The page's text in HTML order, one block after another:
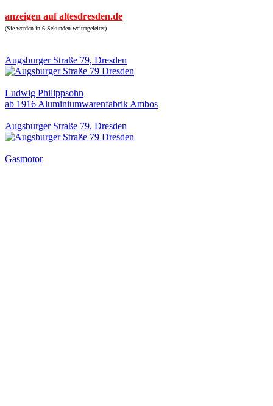
anzeigen auf altesdresden.de
(Sie werden in 6 Sekunden weitergeleitet)
Augsburger Straße 79, Dresden
Ludwig Philippsohn
ab 1916 Aluminiumwarenfabrik Ambos
Augsburger Straße 79, Dresden
Gasmotor